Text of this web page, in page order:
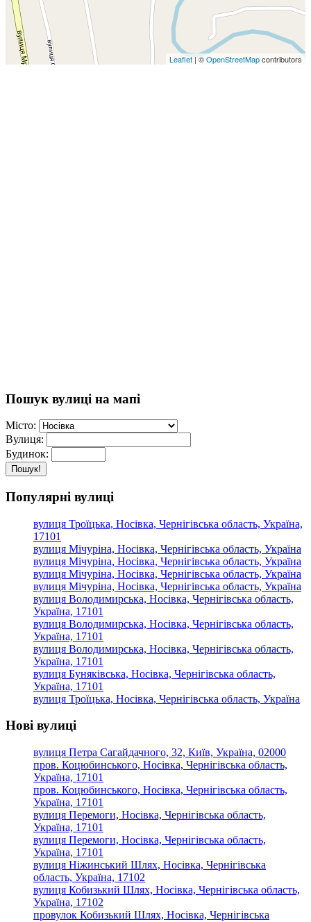
Leaflet | ©OpenStreetMapcontributors
Пошук вулиці на мапі
Місто:
Вулиця:
Будинок:
Пошук!
Популярні вулиці
вулиця Троїцька, Носівка, Чернігівська область, Україна,
17101
вулиця Мічуріна, Носівка, Чернігівська область, Україна
вулиця Мічуріна, Носівка, Чернігівська область, Україна
вулиця Мічуріна, Носівка, Чернігівська область, Україна
вулиця Мічуріна, Носівка, Чернігівська область, Україна
вулиця Володимирська, Носівка, Чернігівська область,
Україна, 17101
вулиця Володимирська, Носівка, Чернігівська область,
Україна, 17101
вулиця Володимирська, Носівка, Чернігівська область,
Україна, 17101
вулиця Буняківська, Носівка, Чернігівська область,
Україна, 17101
вулиця Троїцька, Носівка, Чернігівська область, Україна
Нові вулиці
вулиця Петра Сагайдачного, 32, Київ, Україна, 02000
пров. Коцюбинського, Носівка, Чернігівська область,
Україна, 17101
пров. Коцюбинського, Носівка, Чернігівська область,
Україна, 17101
вулиця Перемоги, Носівка, Чернігівська область,
Україна, 17101
вулиця Перемоги, Носівка, Чернігівська область,
Україна, 17101
вулиця Ніжинський Шлях, Носівка, Чернігівська
область, Україна, 17102
вулиця Кобизький Шлях, Носівка, Чернігівська область,
Україна, 17102
провулок Кобизький Шлях, Носівка, Чернігівська